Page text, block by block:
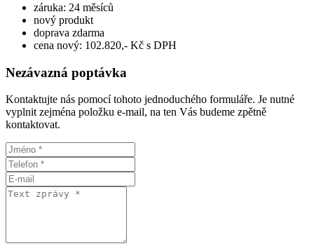
záruka: 24 měsíců
nový produkt
doprava zdarma
cena nový: 102.820,- Kč s DPH
Nezávazná poptávka
Kontaktujte nás pomocí tohoto jednoduchého formuláře. Je nutné
vyplnit zejména položku e-mail, na ten Vás budeme zpětně
kontaktovat.